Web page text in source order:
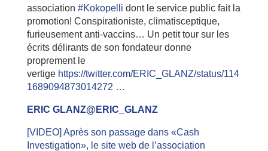
association #Kokopelli dont le service public fait la
promotion! Conspirationiste, climatisceptique,
furieusement anti-vaccins… Un petit tour sur les
écrits délirants de son fondateur donne
proprement le
vertige https://twitter.com/ERIC_GLANZ/status/114
1689094873014272 …
ERIC GLANZ@ERIC_GLANZ
[VIDEO] Après son passage dans «Cash
Investigation», le site web de l’association